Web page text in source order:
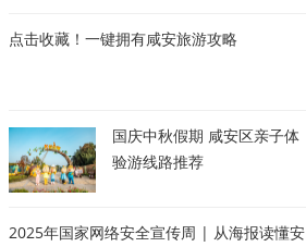
点击收藏！一键拥有咸安旅游攻略
国庆中秋假期 咸安区亲子体
验游线路推荐
2025年国家网络安全宣传周 | 从海报读懂安